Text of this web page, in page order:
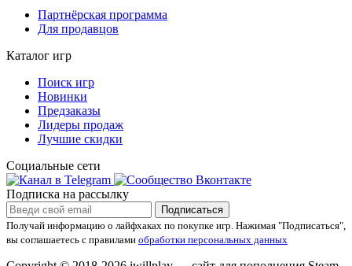
Партнёрская программа
Для продавцов
Каталог игр
Поиск игр
Новинки
Предзаказы
Лидеры продаж
Лучшие скидки
Социальные сети
Подписка на рассылку
Подписаться
Получай информацию о лайфхаках по покупке игр. Нажимая "Подписаться",
вы соглашаетесь с правилами обработки персональных данных